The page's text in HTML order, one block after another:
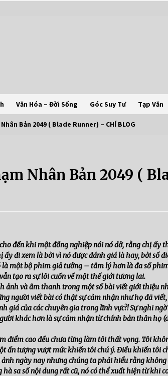
Văn Hóa – Đời Sống Góc Suy Tư Tạp Văn
Bản 2049 ( Blade Runner) – CHÍ BLOG
Nhân Bản 2049 (
đến khi một đồng nghiệp nói nó dở, rằng chị ấy
đi xem là bởi vì nó được đánh giá là hay, bởi số
là một bộ phim giả tưởng – tâm lý hơn là đa số
tạo ra sự lôi cuốn về một thế giới tương lai.
ảnh và âm thanh trong một số bài viết giới thiệu
người viết bài có thật sự cảm nhận như họ đã
giá của các chuyên gia trong lĩnh vực?! Sự nghi
khác hơn là sự cảm nhận từ chính bản thân họ
điểm cao đều chưa từng làm tôi thất vọng. Tôi
ấn tượng vượt mức khiến tôi chú ý. Điều khiến tôi
ngày nay nhưng chúng ta phải hiểu rằng
sa số nội dung rất cũ, nó có thể xuất hiện từ khi